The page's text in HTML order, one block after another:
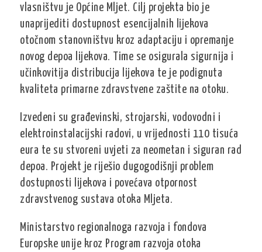
vlasništvu je Općine Mljet. Cilj projekta bio je
unaprijediti dostupnost esencijalnih lijekova
otočnom stanovništvu kroz adaptaciju i opremanje
novog depoa lijekova. Time se osigurala sigurnija i
učinkovitija distribucija lijekova te je podignuta
kvaliteta primarne zdravstvene zaštite na otoku.
Izvedeni su građevinski, strojarski, vodovodni i
elektroinstalacijski radovi, u vrijednosti 110 tisuća
eura te su stvoreni uvjeti za neometan i siguran rad
depoa. Projekt je riješio dugogodišnji problem
dostupnosti lijekova i povećava otpornost
zdravstvenog sustava otoka Mljeta.
Ministarstvo regionalnoga razvoja i fondova
Europske unije kroz Program razvoja otoka